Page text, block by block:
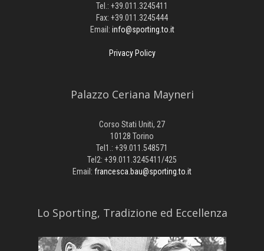
Tel.: +39.011.3245411
Fax: +39.011.3245444
Email: info@sporting.to.it
Privacy Policy
Palazzo Ceriana Mayneri
Corso Stati Uniti, 27
10128 Torino
Tel1.: +39.011.548571
Tel2: +39.011.3245411/425
Email: francesca.bau@sporting.to.it
​Lo Sporting, Tradizione ed Eccellenza